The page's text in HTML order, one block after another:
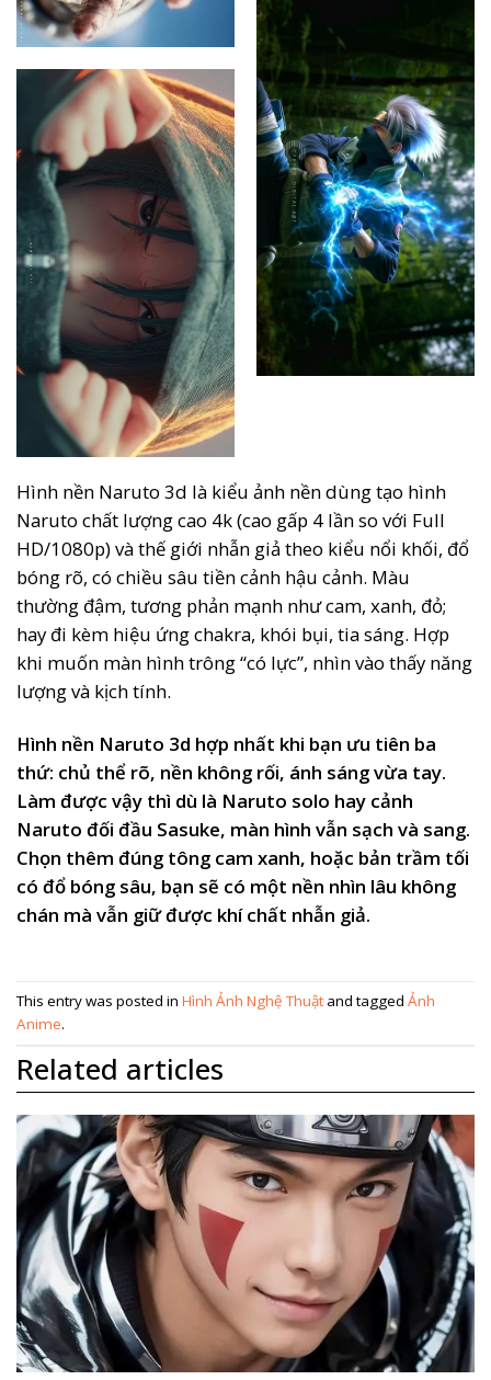
Hình nền Naruto 3d là kiểu ảnh nền dùng tạo hình
Naruto chất lượng cao 4k (cao gấp 4 lần so với Full
HD/1080p) và thế giới nhẫn giả theo kiểu nổi khối, đổ
bóng rõ, có chiều sâu tiền cảnh hậu cảnh. Màu
thường đậm, tương phản mạnh như cam, xanh, đỏ;
hay đi kèm hiệu ứng chakra, khói bụi, tia sáng. Hợp
khi muốn màn hình trông “có lực”, nhìn vào thấy năng
lượng và kịch tính.
Hình nền Naruto 3d hợp nhất khi bạn ưu tiên ba
thứ: chủ thể rõ, nền không rối, ánh sáng vừa tay.
Làm được vậy thì dù là Naruto solo hay cảnh
Naruto đối đầu Sasuke, màn hình vẫn sạch và sang.
Chọn thêm đúng tông cam xanh, hoặc bản trầm tối
có đổ bóng sâu, bạn sẽ có một nền nhìn lâu không
chán mà vẫn giữ được khí chất nhẫn giả.
This entry was posted in Hình Ảnh Nghệ Thuật and tagged Ảnh
Anime.
Related articles